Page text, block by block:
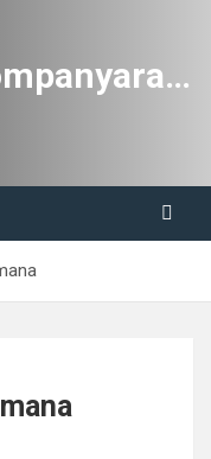
Valors que ens acompanyaran tota la vida